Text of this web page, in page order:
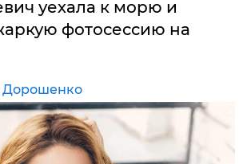
уехала к морю и
фотосессию на
Дорошенко